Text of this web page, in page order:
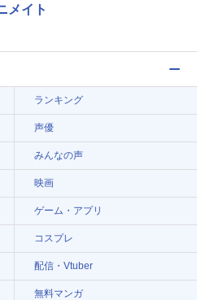
メイト
ランキング
声優
みんなの声
映画
ゲーム・アプリ
コスプレ
配信・Vtuber
無料マンガ